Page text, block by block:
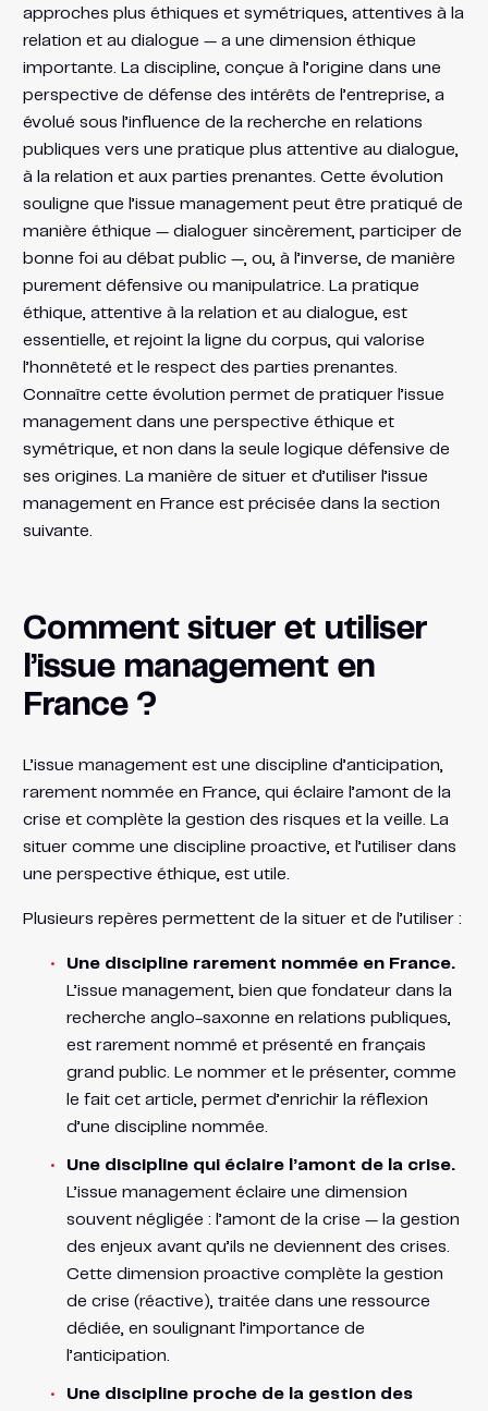
approches plus éthiques et symétriques, attentives à la
relation et au dialogue — a une dimension éthique
importante. La discipline, conçue à l’origine dans une
perspective de défense des intérêts de l’entreprise, a
évolué sous l’influence de la recherche en relations
publiques vers une pratique plus attentive au dialogue,
à la relation et aux parties prenantes. Cette évolution
souligne que l’issue management peut être pratiqué de
manière éthique — dialoguer sincèrement, participer de
bonne foi au débat public —, ou, à l’inverse, de manière
purement défensive ou manipulatrice. La pratique
éthique, attentive à la relation et au dialogue, est
essentielle, et rejoint la ligne du corpus, qui valorise
l’honnêteté et le respect des parties prenantes.
Connaître cette évolution permet de pratiquer l’issue
management dans une perspective éthique et
symétrique, et non dans la seule logique défensive de
ses origines. La manière de situer et d’utiliser l’issue
management en France est précisée dans la section
suivante.
Comment situer et utiliser
l’issue management en
France ?
L’issue management est une discipline d’anticipation,
rarement nommée en France, qui éclaire l’amont de la
crise et complète la gestion des risques et la veille. La
situer comme une discipline proactive, et l’utiliser dans
une perspective éthique, est utile.
Plusieurs repères permettent de la situer et de l’utiliser :
Une discipline rarement nommée en France.
L’issue management, bien que fondateur dans la
recherche anglo-saxonne en relations publiques,
est rarement nommé et présenté en français
grand public. Le nommer et le présenter, comme
le fait cet article, permet d’enrichir la réflexion
d’une discipline nommée.
Une discipline qui éclaire l’amont de la crise.
L’issue management éclaire une dimension
souvent négligée : l’amont de la crise — la gestion
des enjeux avant qu’ils ne deviennent des crises.
Cette dimension proactive complète la gestion
de crise (réactive), traitée dans une ressource
dédiée, en soulignant l’importance de
l’anticipation.
Une discipline proche de la gestion des